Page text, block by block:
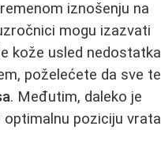
iznošenju na
mogu izazvati
kože usled nedostatka
poželećete da sve te
. Međutim, daleko je
poziciju vrata